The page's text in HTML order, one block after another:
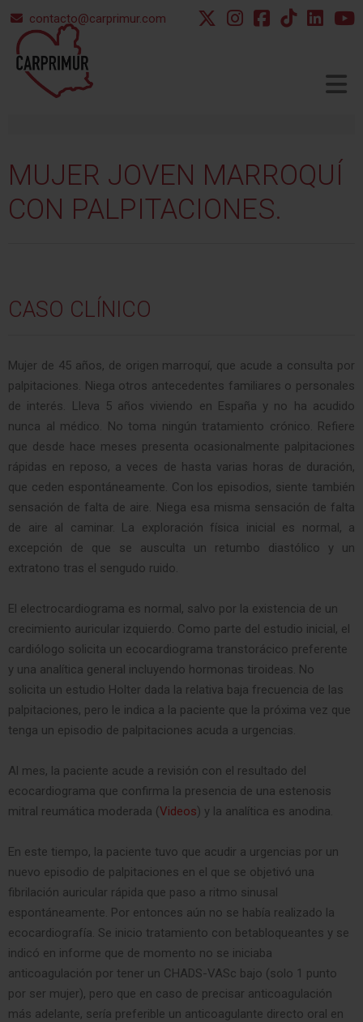
contacto@carprimur.com
MUJER JOVEN MARROQUÍ
CON PALPITACIONES.
CASO CLÍNICO
Mujer de 45 años, de origen marroquí, que acude a consulta por
palpitaciones. Niega otros antecedentes familiares o personales
de interés. Lleva 5 años viviendo en España y no ha acudido
nunca al médico. No toma ningún tratamiento crónico. Refiere
que desde hace meses presenta ocasionalmente palpitaciones
rápidas en reposo, a veces de hasta varias horas de duración,
que ceden espontáneamente. Con los episodios, siente también
sensación de falta de aire. Niega esa misma sensación de falta
de aire al caminar. La exploración física inicial es normal, a
excepción de que se ausculta un retumbo diastólico y un
extratono tras el sengudo ruido.
El electrocardiograma es normal, salvo por la existencia de un
crecimiento auricular izquierdo. Como parte del estudio inicial, el
cardiólogo solicita un ecocardiograma transtorácico preferente
y una analítica general incluyendo hormonas tiroideas. No
solicita un estudio Holter dada la relativa baja frecuencia de las
palpitaciones, pero le indica a la paciente que la próxima vez que
tenga un episodio de palpitaciones acuda a urgencias.
Al mes, la paciente acude a revisión con el resultado del
ecocardiograma que confirma la presencia de una estenosis
mitral reumática moderada (Videos) y la analítica es anodina.
En este tiempo, la paciente tuvo que acudir a urgencias por un
nuevo episodio de palpitaciones en el que se objetivó una
fibrilación auricular rápida que paso a ritmo sinusal
espontáneamente. Por entonces aún no se había realizado la
ecocardiografía. Se inicio tratamiento con betabloqueantes y se
indicó en informe que de momento no se iniciaba
anticoagulación por tener un CHADS-VASc bajo (solo 1 punto
por ser mujer), pero que en caso de precisar anticoagulación
más adelante, sería preferible un anticoagulante directo oral en